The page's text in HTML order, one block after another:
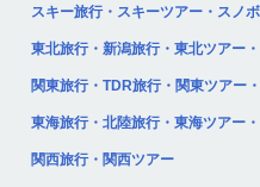
スキー旅行・スキーツアー・スノ
東北旅行・新潟旅行・東北ツアー
関東旅行・TDR旅行・関東ツアー
東海旅行・北陸旅行・東海ツアー
関西旅行・関西ツアー